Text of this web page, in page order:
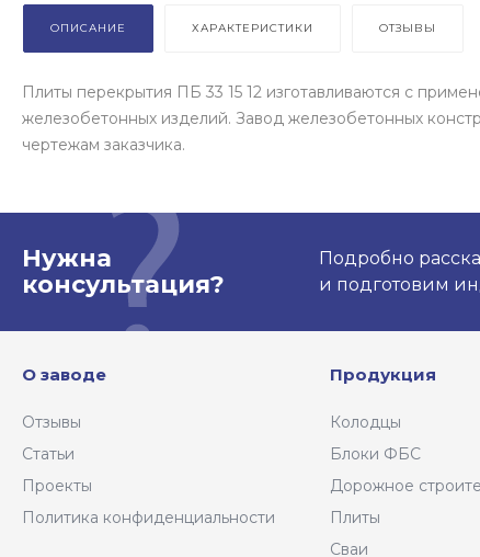
ОПИСАНИЕ ХАРАКТЕРИСТИКИ ОТЗЫВЫ
Плиты перекрытия ПБ 33 15 12 изготавливаются с
железобетонных изделий. Завод железобетонных
чертежам заказчика.
Нужна
консультация?
Подробно
и подготовим
О заводе
Отзывы
Статьи
Проекты
Политика конфиденциальности
Продукция
Колодцы
Блоки ФБС
Дорожное
Плиты
Сваи